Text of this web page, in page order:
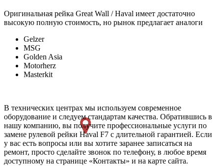
Оригинальная рейка Great Wall / Haval имеет достаточно
высокую полную стоимость, но рынок предлагает аналоги
Gelzer
MSG
Golden Asia
Motorherz
Masterkit
В технических центрах мы используем современное
оборудование и следуем стандартам качества. Обратившись в
нашу компанию, вы получите профессиональные услуги по
замене рулевой рейки Haval F7 с длительной гарантией. Если
у вас есть вопросы или вы хотите заранее записаться на
ремонт, просто сделайте звонок по телефону, в любое время
доступному на странице «Контакты» и на карте сайта.